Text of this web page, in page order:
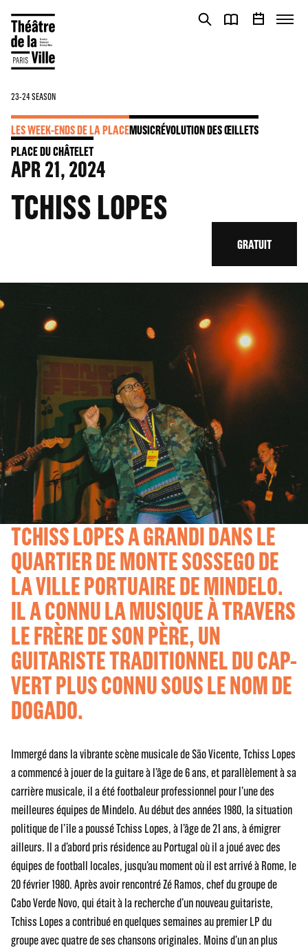
23-24 SEASON
LES WEEK-ENDS DE LA PLACEMUSICRÉVOLUTION DES ŒILLETS
PLACE DU CHÂTELET
APR21, 2024
TCHISS LOPES
GRATUIT
TCHISS LOPES A GRANDI DANS LE
QUARTIER DE MONTE SOSSEGO DE
LA VILLE PORTUAIRE DE MINDELO.
IL A CONNU LA MUSIQUE À TRAVERS
LE FRÈRE DE SON PÈRE, UN
GUITARISTE TRADITIONNEL DU CAP-
VERT PLUS CONNU SOUS LE NOM DE
DOGADO.
Immergé dans la vibrante scène musicale de São Vicente, Tchiss Lopes
a commencé à jouer de la guitare à l’âge de 6 ans, et parallèlement à sa
carrière musicale, il a été footbaleur professionnel pour l’une des
meilleures équipes de Mindelo. Au début des années 1980, la situation
politique de l’île a poussé Tchiss Lopes, à l’âge de 21 ans, à émigrer
ailleurs. Il a d’abord pris résidence au Portugal où il a joué avec des
équipes de football locales, jusqu’au moment où il est arrivé à Rome, le
20 février 1980. Après avoir rencontré Zé Ramos, chef du groupe de
Cabo Verde Novo, qui était à la recherche d’un nouveau guitariste,
Tchiss Lopes a contribué en quelques semaines au premier LP du
groupe avec quatre de ses chansons originales. Moins d’un an plus